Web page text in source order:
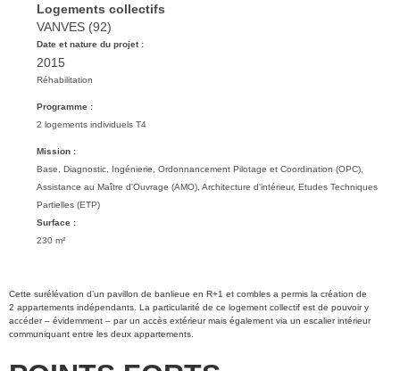
Logements collectifs
VANVES (92)
Date et nature du projet :
2015
Réhabilitation
Programme :
2 logements individuels T4
Mission :
Base, Diagnostic, Ingénierie, Ordonnancement Pilotage et Coordination (OPC),
Assistance au Maître d'Ouvrage (AMO), Architecture d'intérieur, Etudes Techniques
Partielles (ETP)
Surface :
230 m²
Cette surélévation d’un pavillon de banlieue en R+1 et combles a permis la création de
2 appartements indépendants. La particularité de ce logement collectif est de pouvoir y
accéder – évidemment – par un accès extérieur mais également via un escalier intérieur
communiquant entre les deux appartements.